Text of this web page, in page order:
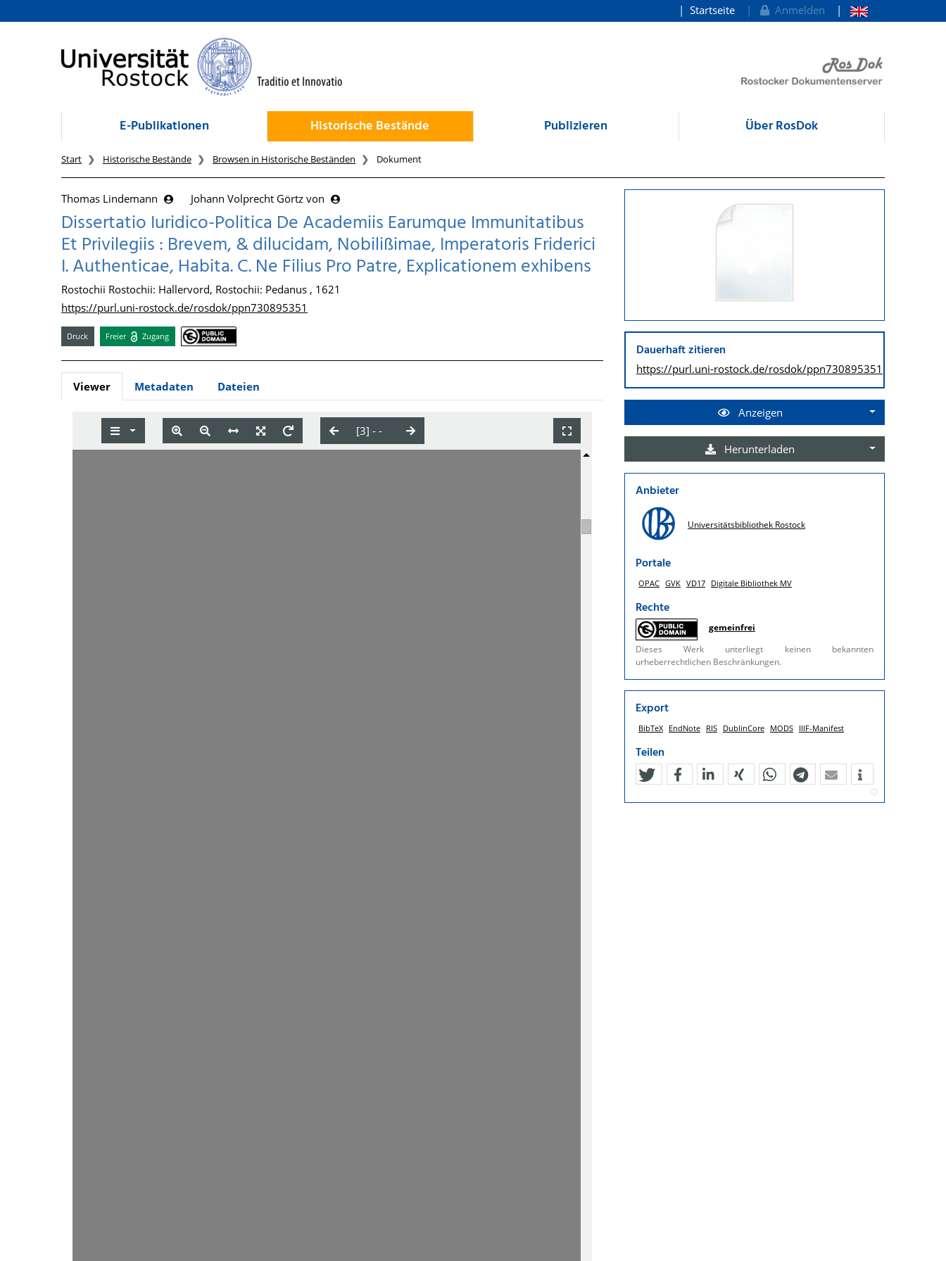
zum Inhalt
Startseite Anmelden
E-Publikationen Historische Bestände Publizieren Über RosDok
Start Historische Bestände Browsen in Historische Beständen Dokument
Thomas Lindemann Johann Volprecht Görtz von
Dissertatio Iuridico-Politica De Academiis Earumque Immunitatibus
Et Privilegiis : Brevem, & dilucidam, Nobilißimae, Imperatoris Friderici
I. Authenticae, Habita. C. Ne Filius Pro Patre, Explicationem exhibens
Rostochii Rostochii: Hallervord, Rostochii: Pedanus , 1621
https://purl.uni-rostock.de/rosdok/ppn730895351
Druck Freier Zugang
Viewer Metadaten Dateien
Dauerhaft zitieren
https://purl.uni-rostock.de/rosdok/ppn730895351
Anzeigen
Herunterladen
Anbieter
Universitätsbibliothek Rostock
Portale
OPAC GVK VD17 Digitale Bibliothek MV
Rechte
gemeinfrei
Dieses Werk unterliegt keinen bekannten
urheberrechtlichen Beschränkungen.
Export
BibTeX EndNote RIS DublinCore MODS IIIF-Manifest
Teilen